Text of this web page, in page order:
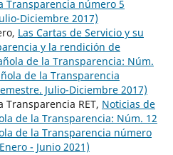
Transparencia número 5
Diciembre 2017)
Las Cartas de Servicio y su
y la rendición de
de la Transparencia: Núm.
de la Transparencia
Julio-Diciembre 2017)
Transparencia RET, Noticias de
de la Transparencia: Núm. 12
de la Transparencia número
- Junio 2021)